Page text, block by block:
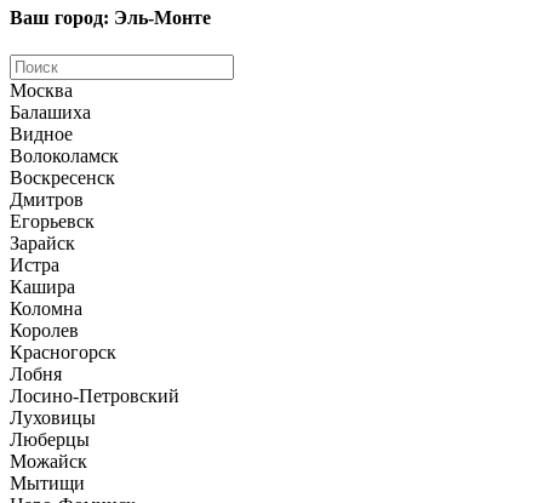
Ваш город: Эль-Монте
Москва
Балашиха
Видное
Волоколамск
Воскресенск
Дмитров
Егорьевск
Зарайск
Истра
Кашира
Коломна
Королев
Красногорск
Лобня
Лосино-Петровский
Луховицы
Люберцы
Можайск
Мытищи